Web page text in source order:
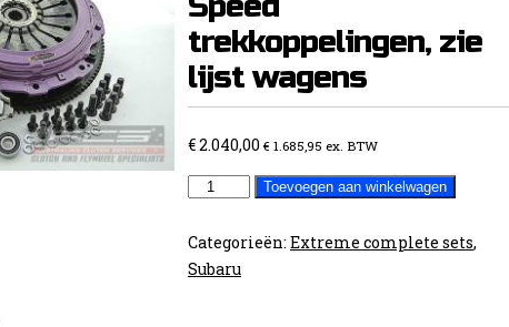
trekkoppelingen, zie
lijst wagens
€2.040,00 € 1.685,95 ex. BTW
SUBARU
6
Speed
Toevoegen aan winkelwagen
Categorieën: Extreme complete sets,
Subaru